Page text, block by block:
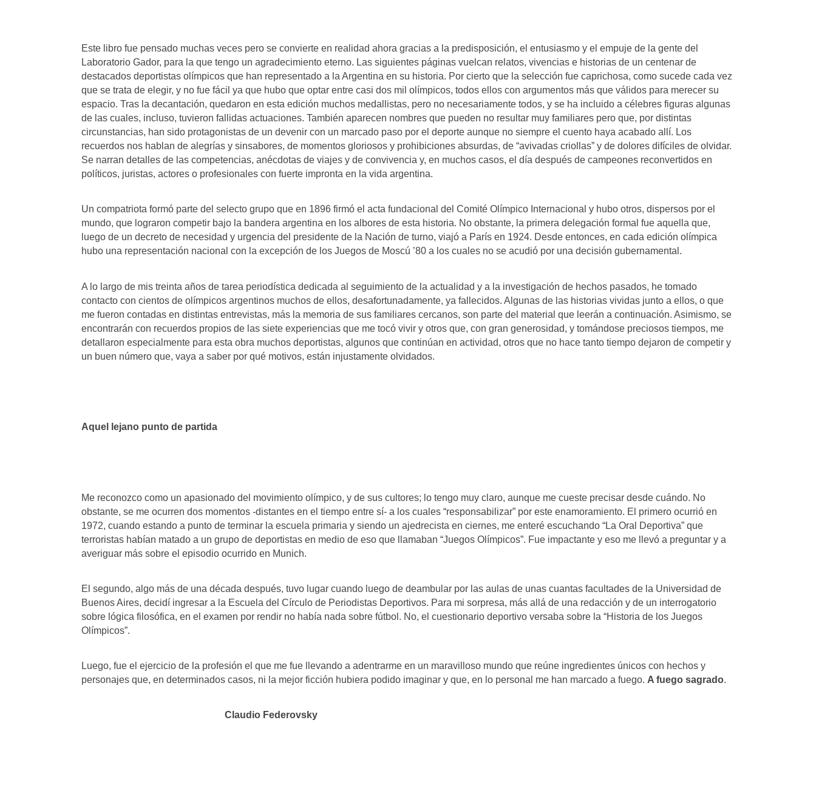
Este libro fue pensado muchas veces pero se convierte en realidad ahora gracias a la predisposición, el entusiasmo y el empuje de la gente del
Laboratorio Gador, para la que tengo un agradecimiento eterno. Las siguientes páginas vuelcan relatos, vivencias e historias de un centenar de
destacados deportistas olímpicos que han representado a la Argentina en su historia. Por cierto que la selección fue caprichosa, como sucede cada vez
que se trata de elegir, y no fue fácil ya que hubo que optar entre casi dos mil olímpicos, todos ellos con argumentos más que válidos para merecer su
espacio. Tras la decantación, quedaron en esta edición muchos medallistas, pero no necesariamente todos, y se ha incluido a célebres figuras algunas
de las cuales, incluso, tuvieron fallidas actuaciones. También aparecen nombres que pueden no resultar muy familiares pero que, por distintas
circunstancias, han sido protagonistas de un devenir con un marcado paso por el deporte aunque no siempre el cuento haya acabado allí. Los
recuerdos nos hablan de alegrías y sinsabores, de momentos gloriosos y prohibiciones absurdas, de “avivadas criollas” y de dolores difíciles de olvidar.
Se narran detalles de las competencias, anécdotas de viajes y de convivencia y, en muchos casos, el día después de campeones reconvertidos en
políticos, juristas, actores o profesionales con fuerte impronta en la vida argentina.
Un compatriota formó parte del selecto grupo que en 1896 firmó el acta fundacional del Comité Olímpico Internacional y hubo otros, dispersos por el
mundo, que lograron competir bajo la bandera argentina en los albores de esta historia. No obstante, la primera delegación formal fue aquella que,
luego de un decreto de necesidad y urgencia del presidente de la Nación de turno, viajó a París en 1924. Desde entonces, en cada edición olímpica
hubo una representación nacional con la excepción de los Juegos de Moscú ’80 a los cuales no se acudió por una decisión gubernamental.
A lo largo de mis treinta años de tarea periodística dedicada al seguimiento de la actualidad y a la investigación de hechos pasados, he tomado
contacto con cientos de olímpicos argentinos muchos de ellos, desafortunadamente, ya fallecidos. Algunas de las historias vividas junto a ellos, o que
me fueron contadas en distintas entrevistas, más la memoria de sus familiares cercanos, son parte del material que leerán a continuación. Asimismo, se
encontrarán con recuerdos propios de las siete experiencias que me tocó vivir y otros que, con gran generosidad, y tomándose preciosos tiempos, me
detallaron especialmente para esta obra muchos deportistas, algunos que continúan en actividad, otros que no hace tanto tiempo dejaron de competir y
un buen número que, vaya a saber por qué motivos, están injustamente olvidados.
Aquel lejano punto de partida
Me reconozco como un apasionado del movimiento olímpico, y de sus cultores; lo tengo muy claro, aunque me cueste precisar desde cuándo. No
obstante, se me ocurren dos momentos -distantes en el tiempo entre sí- a los cuales “responsabilizar” por este enamoramiento. El primero ocurrió en
1972, cuando estando a punto de terminar la escuela primaria y siendo un ajedrecista en ciernes, me enteré escuchando “La Oral Deportiva” que
terroristas habían matado a un grupo de deportistas en medio de eso que llamaban “Juegos Olímpicos”. Fue impactante y eso me llevó a preguntar y a
averiguar más sobre el episodio ocurrido en Munich.
El segundo, algo más de una década después, tuvo lugar cuando luego de deambular por las aulas de unas cuantas facultades de la Universidad de
Buenos Aires, decidí ingresar a la Escuela del Círculo de Periodistas Deportivos. Para mi sorpresa, más allá de una redacción y de un interrogatorio
sobre lógica filosófica, en el examen por rendir no había nada sobre fútbol. No, el cuestionario deportivo versaba sobre la “Historia de los Juegos
Olímpicos”.
Luego, fue el ejercicio de la profesión el que me fue llevando a adentrarme en un maravilloso mundo que reúne ingredientes únicos con hechos y
personajes que, en determinados casos, ni la mejor ficción hubiera podido imaginar y que, en lo personal me han marcado a fuego. A fuego sagrado.
Claudio Federovsky